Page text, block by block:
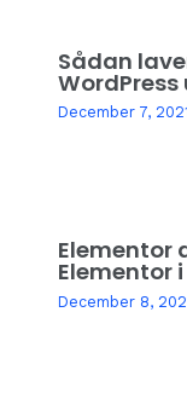
Sådan
December 7,
Elementor
Elementor
December 8,